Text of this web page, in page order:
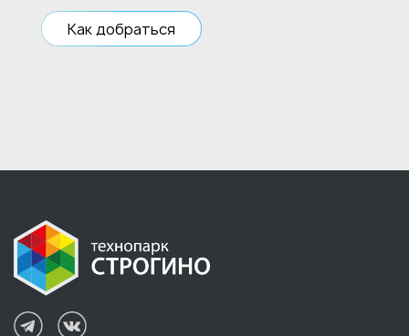
Как добраться